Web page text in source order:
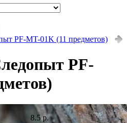
PF-MT-01K (11 предметов)
PF-
8.5 р.